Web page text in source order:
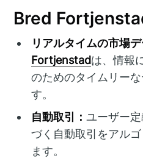
Bred
リアルタイムの市場デ
Fortjenstadは、情報
のためのタイムリー
す。
自動取引：ユーザー
づく自動取引をアル
ます。